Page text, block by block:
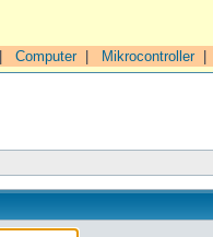
Computer| Mikrocontroller|